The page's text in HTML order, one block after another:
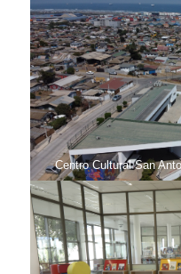
Centro Cultural San